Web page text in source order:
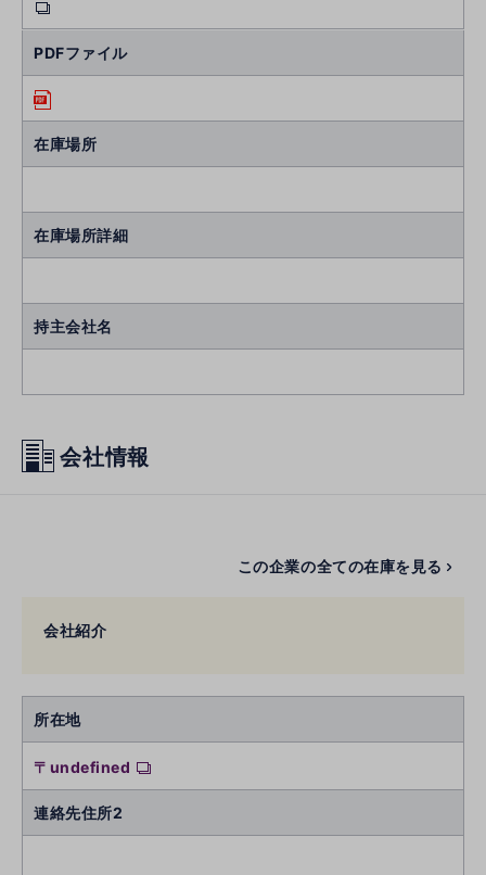
PDFファイル
在庫場所
在庫場所詳細
持主会社名
会社情報
この企業の全ての在庫を見る
会社紹介
所在地
〒undefined
連絡先住所2